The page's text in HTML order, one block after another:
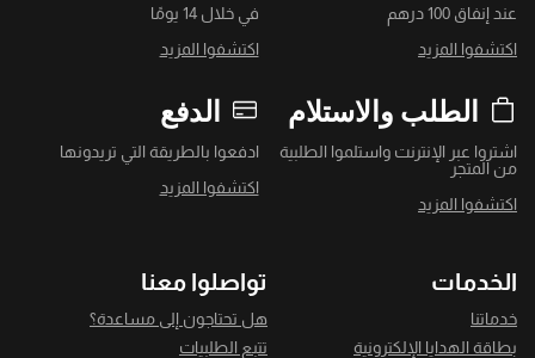
عند إنفاق 100 درهم
اكتشفوا المزيد
في خلال 14 يومًا
اكتشفوا المزيد
الطلب والاستلام
اشتروا عبر الإنترنت واستلموا الطلبية
من المتجر
اكتشفوا المزيد
الدفع
ادفعوا بالطريقة التي تريدونها
اكتشفوا المزيد
الخدمات
خدماتنا
بطاقة الهدايا الإلكترونية
تواصلوا معنا
هل تحتاجون إلى مساعدة؟
تتبع الطلبيات